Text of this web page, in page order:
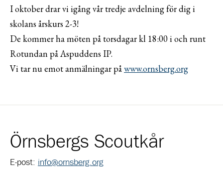
I oktober drar vi igång vår tredje avdelning för dig i
skolans årskurs 2-3!
De kommer ha möten på torsdagar kl 18:00 i och runt
Rotundan på Aspuddens IP.
Vi tar nu emot anmälningar påwww.ornsberg.org
Örnsbergs Scoutkår
E-post: info@ornsberg.org